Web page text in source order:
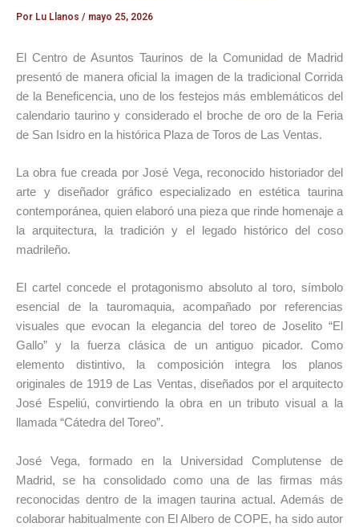
Por Lu Llanos / mayo 25, 2026
ElCentro de Asuntos Taurinos de la Comunidad de Madrid
presentó de manera oficial la imagen de la tradicional Corrida
de la Beneficencia, uno de los festejos más emblemáticos del
calendario taurino y considerado el broche de oro de la Feria
de San Isidro en la histórica Plaza de Toros de Las Ventas.
La obra fue creada porJosé Vega, reconocido historiador del
arte y diseñador gráfico especializado en estética taurina
contemporánea, quien elaboró una pieza que rinde homenaje a
la arquitectura, la tradición y el legado histórico del coso
madrileño.
El cartel concede el protagonismo absoluto al toro, símbolo
esencial de la tauromaquia, acompañado por referencias
visuales que evocan la elegancia del toreo de Joselito “El
Gallo” y la fuerza clásica de un antiguo picador. Como
elemento distintivo, la composición integra los planos
originales de 1919 de Las Ventas, diseñados por el arquitecto
José Espeliú, convirtiendo la obra en un tributo visual a la
llamada “Cátedra del Toreo”.
José Vega, formado en la Universidad Complutense de
Madrid, se ha consolidado como una de las firmas más
reconocidas dentro de la imagen taurina actual. Además de
colaborar habitualmente con El Albero de COPE, ha sido autor